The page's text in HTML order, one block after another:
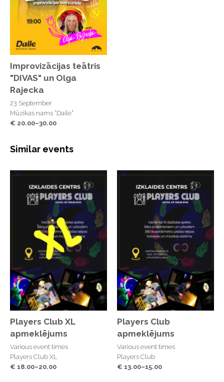
Improvizācijas teātris
"DIVAS" un Olga
Rajecka
23 September
Mūzikas nams “Daile”
€ 20.00–30.00
Similar events
Players Club XL
apmeklējums
Various event times
Players Club XL
€ 18.00–20.00
Players Club
apmeklējums
Various event times
Players Club
€ 13.00–15.00